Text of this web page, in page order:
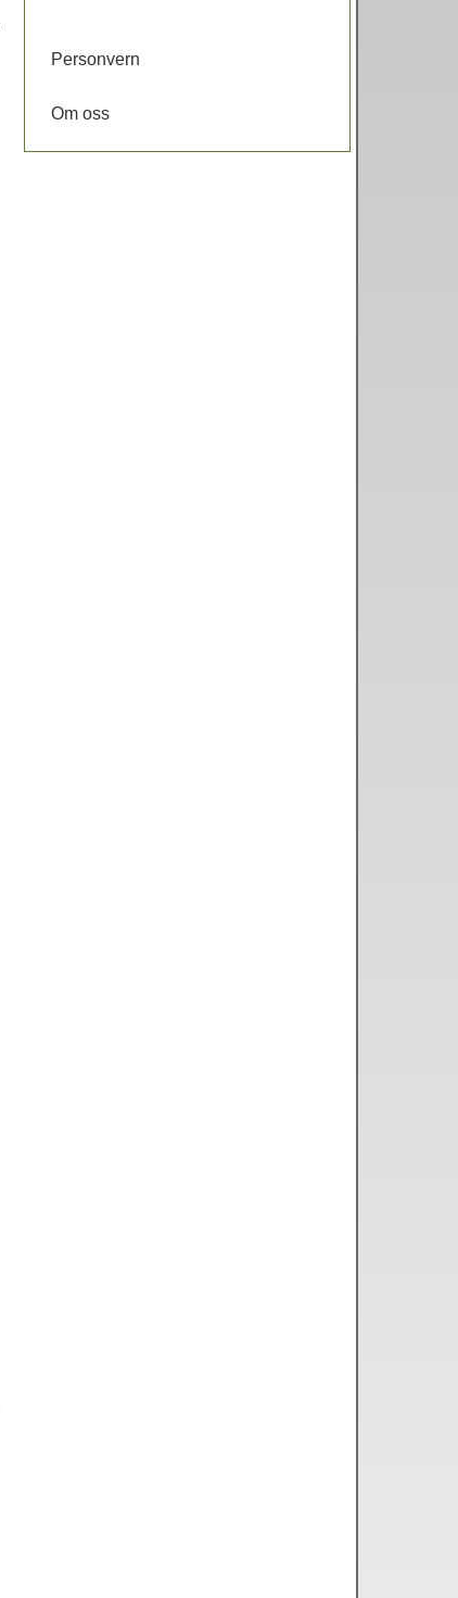
Personvern
Om oss